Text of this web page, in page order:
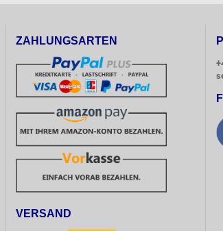
ZAHLUNGSARTEN
VERSAND